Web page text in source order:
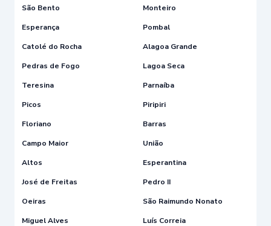
São Bento
Monteiro
Esperança
Pombal
Catolé do Rocha
Alagoa Grande
Pedras de Fogo
Lagoa Seca
Teresina
Parnaíba
Picos
Piripiri
Floriano
Barras
Campo Maior
União
Altos
Esperantina
José de Freitas
Pedro II
Oeiras
São Raimundo Nonato
Miguel Alves
Luís Correia